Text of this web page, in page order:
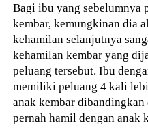
Bagi ibu yang sebelumnya
kembar, kemungkinan dia
kehamilan selanjutnya
kehamilan kembar yang
peluang tersebut. Ibu
memiliki peluang 4 kali
anak kembar
pernah hamil dengan anak